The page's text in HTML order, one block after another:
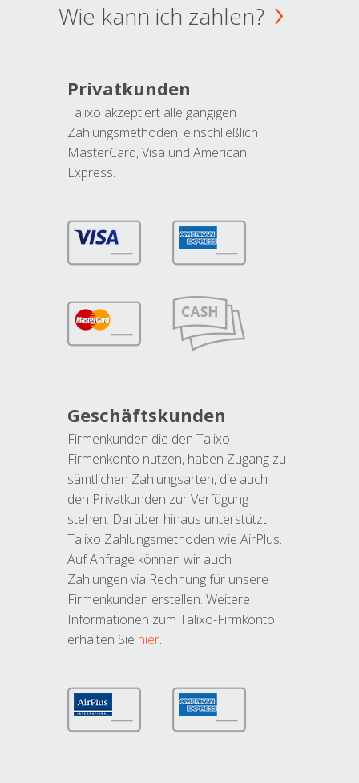
Wie kann ich zahlen?
Privatkunden
Talixo akzeptiert alle gängigen
Zahlungsmethoden, einschließlich
MasterCard, Visa und American
Express.
Geschäftskunden
Firmenkunden die den Talixo-
Firmenkonto nutzen, haben Zugang zu
sämtlichen Zahlungsarten, die auch
den Privatkunden zur Verfügung
stehen. Darüber hinaus unterstützt
Talixo Zahlungsmethoden wie AirPlus.
Auf Anfrage können wir auch
Zahlungen via Rechnung für unsere
Firmenkunden erstellen. Weitere
Informationen zum Talixo-Firmkonto
erhalten Sie hier.